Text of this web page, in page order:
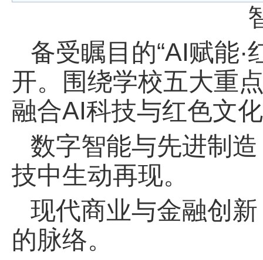
备受瞩目的“AI赋能
开。围绕学校五大重
融合AI科技与红色文
数字智能与先进制
技中生动再现。
现代商业与金融创
的脉络。